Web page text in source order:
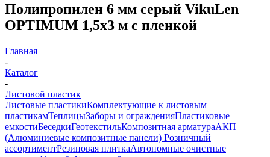
Полипропилен 6 мм серый VikuLen
OPTIMUM 1,5х3 м с пленкой
Главная
-
Каталог
-
Листовой пластик
Листовые пластикиКомплектующие к листовым
пластикамТеплицыЗаборы и огражденияПластиковые
емкостиБеседкиГеотекстильКомпозитная арматураАКП
(Алюминиевые композитные панели) Розничный
ассортиментРезиновая плиткаАвтономные очистные